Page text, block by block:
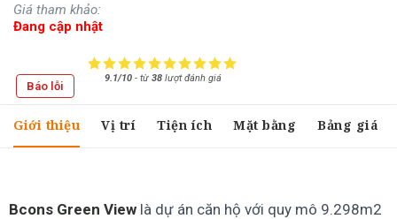
Giá tham khảo:
Đang cập nhật
Báo lỗi
9.1/10 - từ 38 lượt đánh giá
Giới thiệu Vị trí Tiện ích Mặt bằng Bảng giá
Bcons Green View là dự án căn hộ với quy mô 9.298m2